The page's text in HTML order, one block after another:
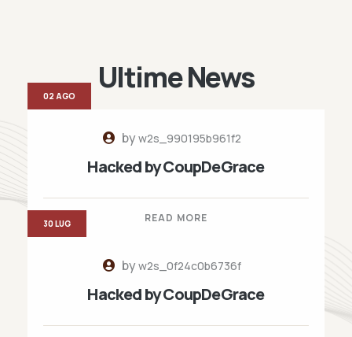
Ultime News
byw2s_990195b961f2
Hacked by CoupDeGrace
READ MORE
02 AGO
byw2s_0f24c0b6736f
Hacked by CoupDeGrace
30 LUG